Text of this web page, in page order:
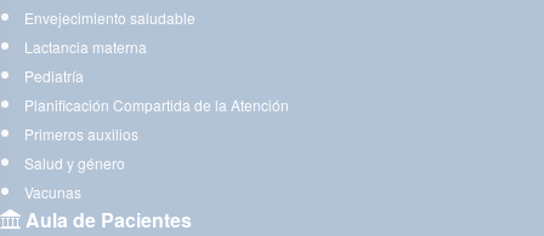
Envejecimiento saludable
Lactancia materna
Pediatría
Planificación Compartida de la Atención
Primeros auxilios
Salud y género
Vacunas
Aula de Pacientes